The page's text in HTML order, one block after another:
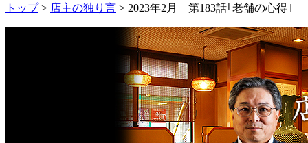
トップ > 店主の独り言 > 2023年2月 第183話｢老舗の心得｣